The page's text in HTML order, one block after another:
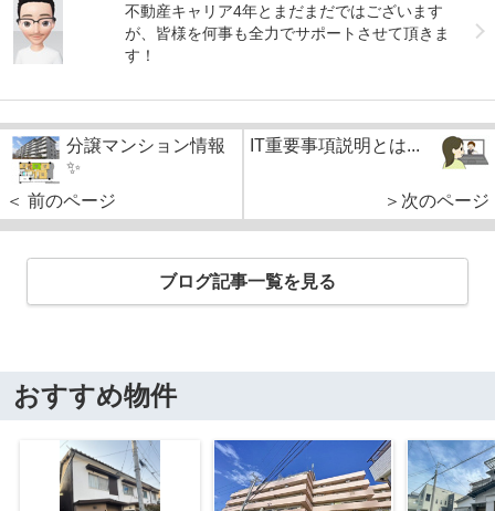
不動産キャリア4年とまだまだではございます
が、皆様を何事も全力でサポートさせて頂きま
す！
分譲マンション情報
✨
＜ 前のページ
IT重要事項説明とは...
＞次のページ
ブログ記事一覧を見る
おすすめ物件